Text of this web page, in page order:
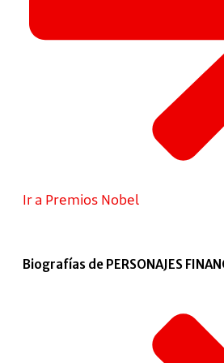
Ir a Premios Nobel
Biografías de PERSONAJES